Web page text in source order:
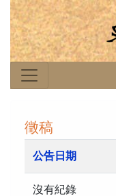
徵稿
公告日期
沒有紀錄